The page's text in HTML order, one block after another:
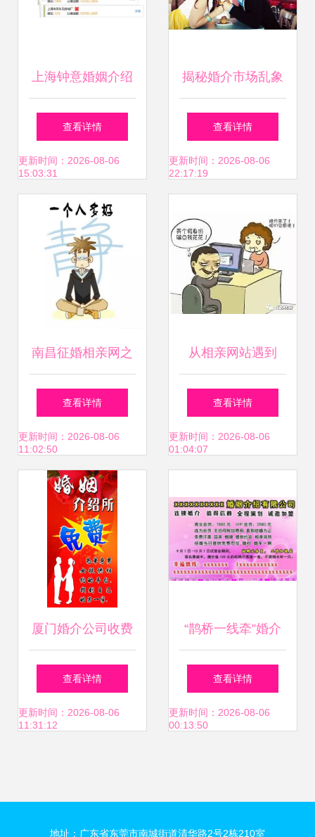
上海钟意婚姻介绍
服务所 专业婚介，
助您邂逅理想伴侣
查看详情
更新时间：2026-08-06
15:03:31
揭秘婚介市场乱象
高额会员费背
后，“定制服务”何
查看详情
更新时间：2026-08-06
22:17:19
南昌征婚相亲网之
怎样提高相亲成功
率——借助婚姻介
绍服务实现高效脱
单
查看详情
更新时间：2026-08-06
11:02:50
从相亲网站遇到
查看详情
更新时间：2026-08-06
01:04:07
厦门婚介公司收费
标准、服务价格与
正规公司选择指南
查看详情
更新时间：2026-08-06
11:31:12
“鹊桥一线牵”婚介
服务名片设计指南
查看详情
更新时间：2026-08-06
00:13:50
地址：广东省东莞市南城街道清华路2号2栋210室